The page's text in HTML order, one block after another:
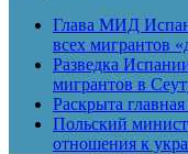
Глава МИД
всех мигрантов
Разведка
мигрантов в
Раскрыта
Польский
отношения к